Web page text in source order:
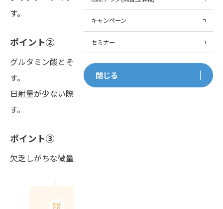
す。
ポイント②
グルタミン酸とその他18種類のアミノ酸を含有していま
す。
日射量が少ない際に停滞する窒素代謝をスムーズにしま
す。
ポイント③
欠乏しがちな微量要素も配合しています！
キャンペーン
セミナー
閉じる